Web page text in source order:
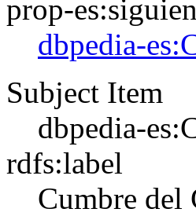
prop-
dbpedia-
Subject Item
dbpedia-
rdfs:label
Cumbre del